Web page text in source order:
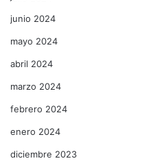
junio 2024
mayo 2024
abril 2024
marzo 2024
febrero 2024
enero 2024
diciembre 2023